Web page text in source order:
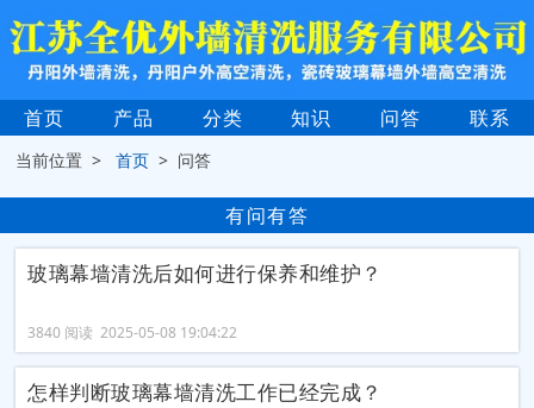
首页 产品 分类 知识 问答 联系
当前位置 >首页 > 问答
有问有答
玻璃幕墙清洗后如何进行保养和维护？
3840 阅读 2025-05-08 19:04:22
怎样判断玻璃幕墙清洗工作已经完成？